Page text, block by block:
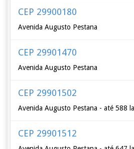
CEP 29900180
Avenida Augusto Pestana
CEP 29901470
Avenida Augusto Pestana
CEP 29901502
Avenida Augusto Pestana - até 588
CEP 29901512